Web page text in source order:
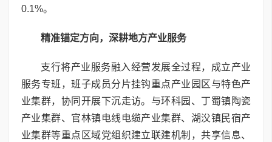
0.1%。
精准锚定方向，深耕地方产业服务
支行将产业服务融入经营发展全过程，成立产业
服务专班，班子成员分片挂钩重点产业园区与特色产
业集群，协同开展下沉走访。与环科园、丁蜀镇陶瓷
产业集群、官林镇电线电缆产业集群、湖㳇镇民宿产
业集群等重点区域党组织建立联建机制，共享信息、